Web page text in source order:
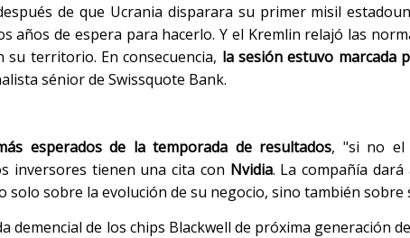
de que Ucrania disparara su primer misil
años de espera para hacerlo. Y el Kremlin relajó las
territorio. En consecuencia, la sesión estuvo marcada
sénior de Swissquote Bank.
esperados de la temporada de resultados, "si no el
inversores tienen una cita con Nvidia. La compañía
sobre la evolución de su negocio, sino también sobre
demencial de los chips Blackwell de próxima generación